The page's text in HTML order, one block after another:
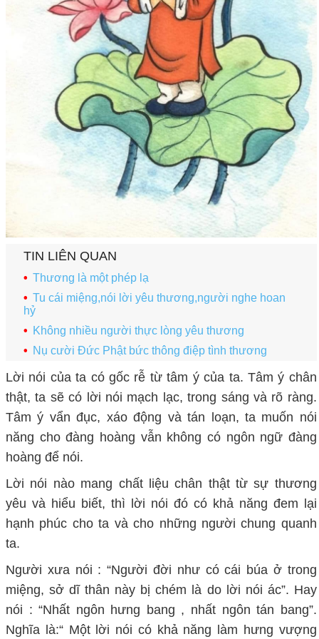
TIN LIÊN QUAN
Thương là một phép lạ
Tu cái miệng,nói lời yêu thương,người nghe hoan
hỷ
Không nhiều người thực lòng yêu thương
Nụ cười Đức Phật bức thông điệp tình thương
Lời nói của ta có gốc rễ từ tâm ý của ta. Tâm ý chân
thật, ta sẽ có lời nói mạch lạc, trong sáng và rõ ràng.
Tâm ý vẩn đục, xáo động và tán loạn, ta muốn nói
năng cho đàng hoàng vẫn không có ngôn ngữ đàng
hoàng để nói.
Lời nói nào mang chất liệu chân thật từ sự thương
yêu và hiểu biết, thì lời nói đó có khả năng đem lại
hạnh phúc cho ta và cho những người chung quanh
ta.
Người xưa nói : “Người đời như có cái búa ở trong
miệng, sở dĩ thân này bị chém là do lời nói ác”. Hay
nói : “Nhất ngôn hưng bang , nhất ngôn tán bang”.
Nghĩa là:“ Một lời nói có khả năng làm hưng vượng